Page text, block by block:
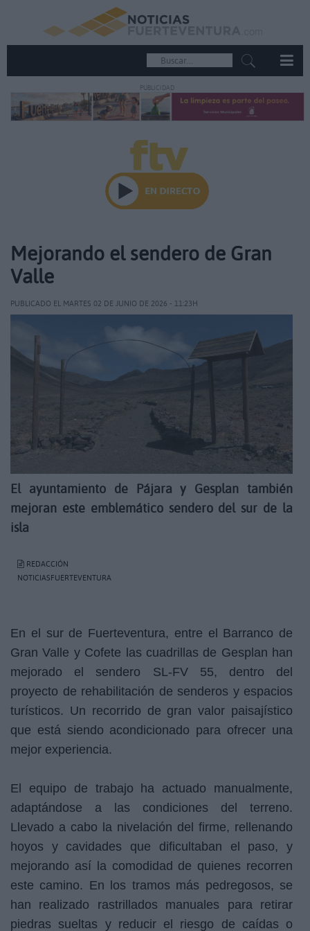
PUBLICIDAD
Mejorando el sendero de Gran
Valle
PUBLICADO EL MARTES 02 DE JUNIO DE 2026 - 11:23H
El ayuntamiento de Pájara y Gesplan también
mejoran este emblemático sendero del sur de la
isla
REDACCIÓN
NOTICIASFUERTEVENTURA
En el sur de Fuerteventura, entre el Barranco de
Gran Valle y Cofete las cuadrillas de Gesplan han
mejorado el sendero SL-FV 55, dentro del
proyecto de rehabilitación de senderos y espacios
turísticos. Un recorrido de gran valor paisajístico
que está siendo acondicionado para ofrecer una
mejor experiencia.
El equipo de trabajo ha actuado manualmente,
adaptándose a las condiciones del terreno.
Llevado a cabo la nivelación del firme, rellenando
hoyos y cavidades que dificultaban el paso, y
mejorando así la comodidad de quienes recorren
este camino. En los tramos más pedregosos, se
han realizado rastrillados manuales para retirar
piedras sueltas y reducir el riesgo de caídas o